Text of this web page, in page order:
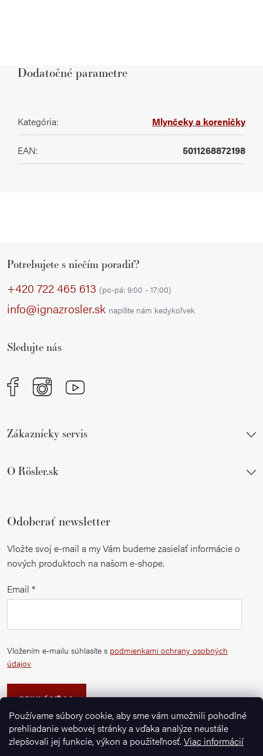
Používame súbory cookie, aby sme vám umožnili pohodlné
prehliadanie webovej stránky a vďaka analýze neustále
zlepšovali jej funkcie, výkon a použiteľnosť. Viac informácií
Dodatočné parametre
Kategória: Mlynčeky a koreničky
EAN: 5011268872198
Potrebujete s niečím poradiť?
+420 722 465 613 (po-pá: 9:00 - 17:00)
info@ignazrosler.sk napíšte nám kedykoľvek
Sledujte nás
Zákaznícky servis
O Rösler.sk
Odoberať newsletter
Vložte svoj e-mail a my Vám budeme zasielať informácie o
nových produktoch na našom e-shope.
Email
Vložením e-mailu súhlasíte s podmienkami ochrany osobných
údajov
PRIHLÁSIŤ SA